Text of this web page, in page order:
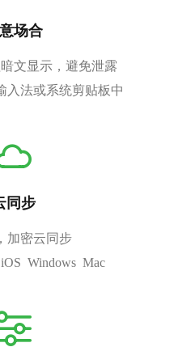
场合
文显示，避免泄露
入法或系统剪贴板中
同步
加密云同步
Windows Mac